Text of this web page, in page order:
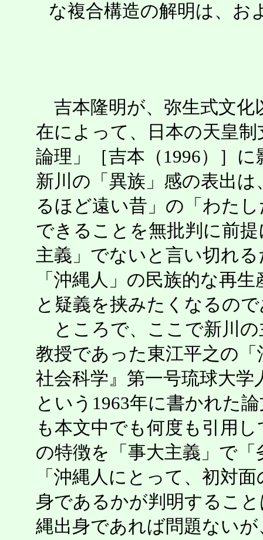
な複合構造の解明は、
吉本隆明が、弥生式文化
在によって、日本の天皇
論理」［吉本（1996）］
新川の「異族」感の表出
るほど遠い昔」の「わた
できることを無批判に前
主義」でないと言い切れ
「沖縄人」の民族的な再
と疑義を挟みたくなるの
ところで、ここで新川の
教授であった東江平之の
社会科学』第一号琉球大学
という1963年に書かれた
も本文中でも何度も引用
の特徴を「事大主義」で
「沖縄人にとって、初対
身であるかが判明するこ
縄出身であれば問題ない